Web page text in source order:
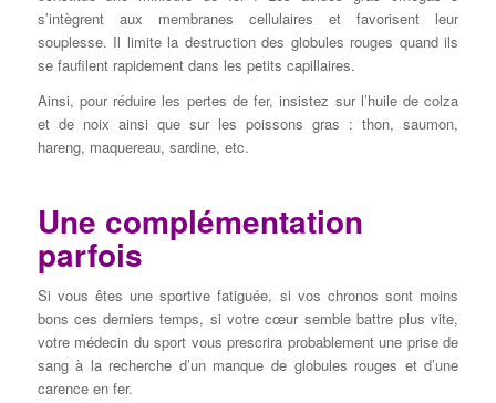
s’intègrent aux membranes cellulaires et favorisent leur
souplesse. Il limite la destruction des globules rouges quand ils
se faufilent rapidement dans les petits capillaires.
Ainsi, pour réduire les pertes de fer, insistez sur l’huile de colza
et de noix ainsi que sur les poissons gras : thon, saumon,
hareng, maquereau, sardine, etc.
Une complémentation
parfois
Si vous êtes une sportive fatiguée, si vos chronos sont moins
bons ces derniers temps, si votre cœur semble battre plus vite,
votre médecin du sport vous prescrira probablement une prise de
sang à la recherche d’un manque de globules rouges et d’une
carence en fer.